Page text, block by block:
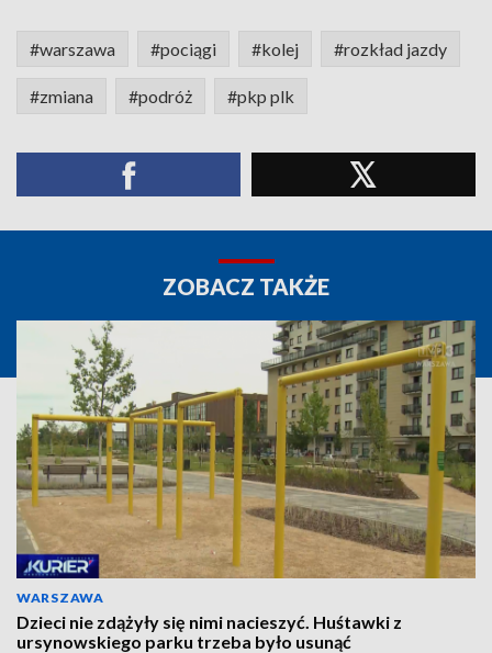
#warszawa #pociągi #kolej #rozkład jazdy
#zmiana #podróż #pkp plk
ZOBACZ TAKŻE
WARSZAWA
Dzieci nie zdążyły się nimi nacieszyć. Huśtawki z
ursynowskiego parku trzeba było usunąć